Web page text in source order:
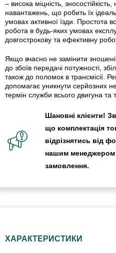
– висока міцність, зносостійкість,
навантажень, що робить їх
умовах активної їзди. Простота
робота в будь-яких умовах
довгострокову та ефективну
Якщо вчасно не замінити
до збоїв передачі потужності,
також до поломок в трансмісії.
допомагає уникнути серйозних
термін служби всього двигуна та
Шановні клієнти!
що комплектація
відрізнятись від
нашим менеджером
замовлення.
ХАРАКТЕРИСТИКИ